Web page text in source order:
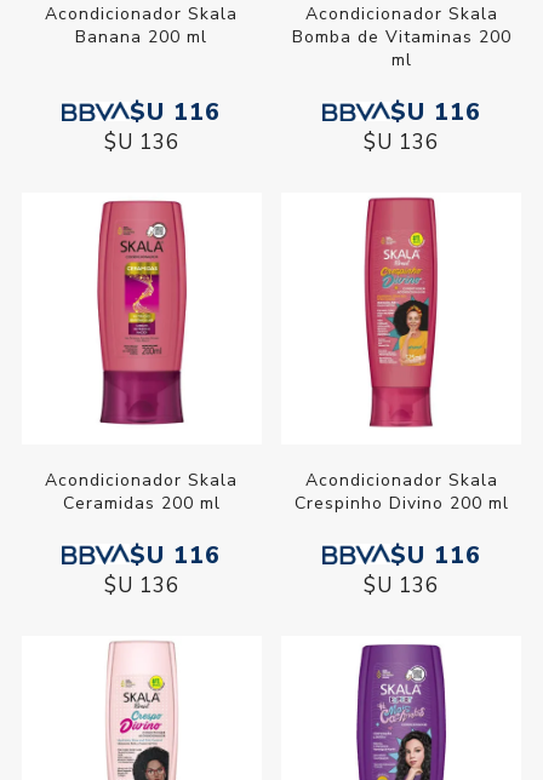
Acondicionador Skala
Banana 200 ml
$U 116
$U 136
Acondicionador Skala
Bomba de Vitaminas 200
ml
$U 116
$U 136
Acondicionador Skala
Ceramidas 200 ml
$U 116
$U 136
Acondicionador Skala
Crespinho Divino 200 ml
$U 116
$U 136